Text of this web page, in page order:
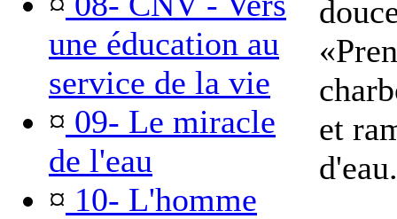
une éducation au
service de la vie
¤ 09- Le miracle
de l'eau
¤ 10- L'homme
et